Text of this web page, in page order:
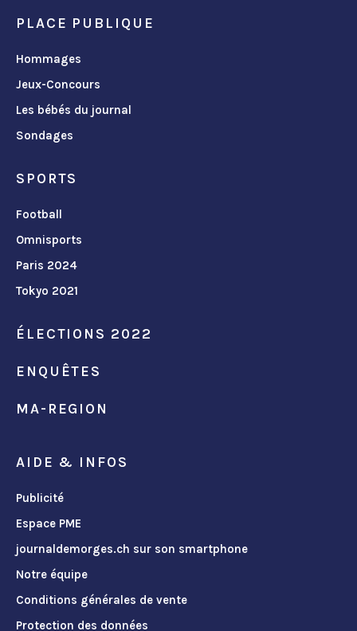
PLACE PUBLIQUE
Hommages
Jeux-Concours
Les bébés du journal
Sondages
SPORTS
Football
Omnisports
Paris 2024
Tokyo 2021
ÉLECTIONS 2022
ENQUÊTES
MA-REGION
AIDE & INFOS
Publicité
Espace PME
journaldemorges.ch sur son smartphone
Notre équipe
Conditions générales de vente
Protection des données